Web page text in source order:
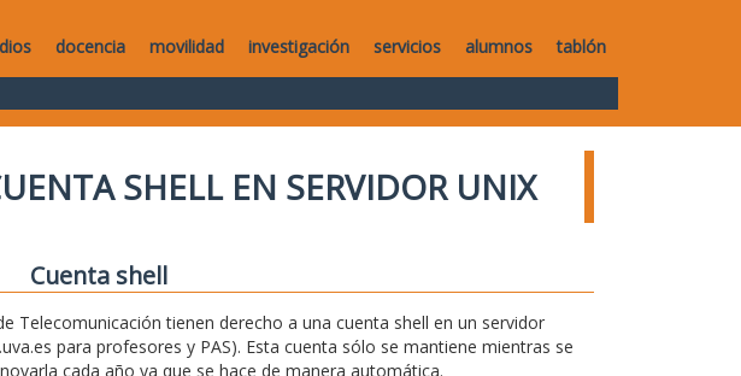
docencia movilidad investigación servicios alumnos tablón
SHELL EN SERVIDOR UNIX
Cuenta shell
Telecomunicación tienen derecho a una cuenta shell en un servidor
para profesores y PAS). Esta cuenta sólo se mantiene mientras se
cada año ya que se hace de manera automática.